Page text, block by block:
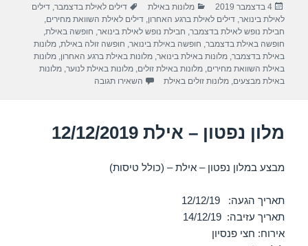
e
b
o
o
s
A
p
p
gr
a
m
e
פורסם
בתאריך
4 בדצמבר 2019 קטגוריות
מלונות באילת תגיות
דילים לאילת בדצמבר ,דילים
לאילת בינואר ,דילים לאילת ברגע האחרון ,דילים לאילת השוואת מחירים
חבילת נופש לאילת בדצמבר חבילת נופש לאילת בינואר חופשה באילת
חופשה באילת בדצמבר חופשה באילת בינואר חופשה זולה באילת ,מלונות
באילת בדצמבר ,מלונות באילת בינואר ,מלונות באילת ברגע האחרון ,מלונות
באילת השוואת מחירים ,מלונות באילת זולים ,מלונות באילת לנוער ,מלונות
באילת מבצעים ,מלונות זולים באילת השאירו תגובה
מלון נפטון – אילת 12/12/2019
מבצע במלון נפטון – אילת – (כולל טיסות)
תאריך הגעה: 12/12/19
תאריך עזיבה: 14/12/19
אירוח: חצי פנסיון